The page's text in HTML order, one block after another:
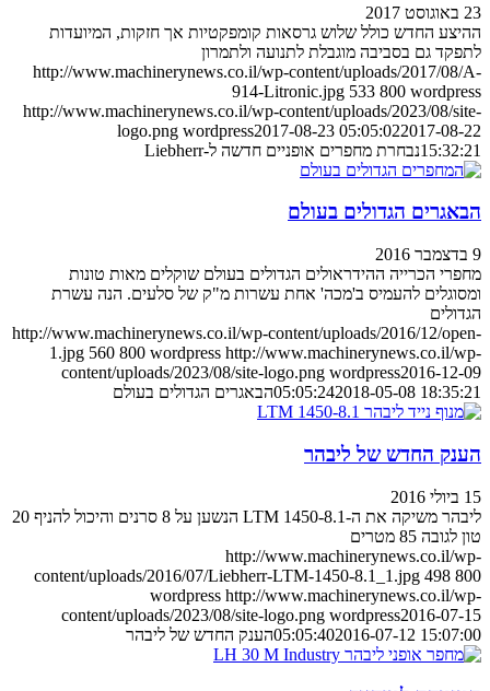
23 באוגוסט 2017
ההיצע החדש כולל שלוש גרסאות קומפקטיות אך חזקות, המיועדות
לתפקד גם בסביבה מוגבלת לתנועה ולתמרון
http://www.machinerynews.co.il/wp-content/uploads/2017/08/A-
914-Litronic.jpg 533 800 wordpress
http://www.machinerynews.co.il/wp-content/uploads/2023/08/site-
logo.png wordpress2017-08-23 05:05:022017-08-22
15:32:21נבחרת מחפרים אופניים חדשה ל-Liebherr
הבאגרים הגדולים בעולם
9 בדצמבר 2016
מחפרי הכרייה ההידראולים הגדולים בעולם שוקלים מאות טונות
ומסוגלים להעמיס ב'מכה' אחת עשרות מ"ק של סלעים. הנה עשרת
הגדולים
http://www.machinerynews.co.il/wp-content/uploads/2016/12/open-
1.jpg 560 800 wordpress http://www.machinerynews.co.il/wp-
content/uploads/2023/08/site-logo.png wordpress2016-12-09
05:05:242018-05-08 18:35:21 הבאגרים הגדולים בעולם
הענק החדש של ליבהר
15 ביולי 2016
ליבהר משיקה את ה-LTM 1450-8.1 הנשען על 8 סרנים והיכול להניף 20
טון לגובה 85 מטרים
http://www.machinerynews.co.il/wp-
content/uploads/2016/07/Liebherr-LTM-1450-8.1_1.jpg 498 800
wordpress http://www.machinerynews.co.il/wp-
content/uploads/2023/08/site-logo.png wordpress2016-07-15
05:05:402016-07-12 15:07:00 הענק החדש של ליבהר